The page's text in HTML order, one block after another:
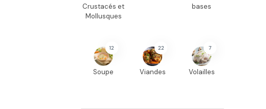
Crustacés et
Mollusques
bases
12
Soupe
22
Viandes
7
Volailles